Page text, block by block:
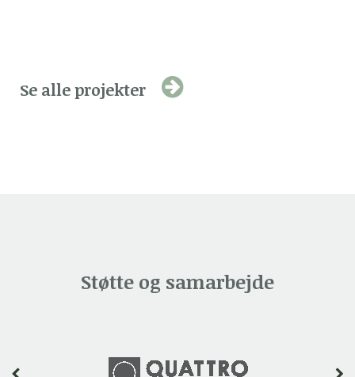
Se alle projekter
Støtte og samarbejde